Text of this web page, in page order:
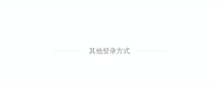
其他登录方式